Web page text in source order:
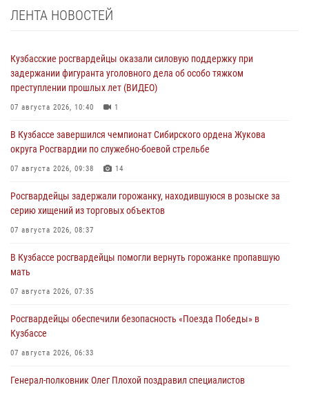
ЛЕНТА НОВОСТЕЙ
Кузбасские росгвардейцы оказали силовую поддержку при
задержании фигуранта уголовного дела об особо тяжком
преступлении прошлых лет (ВИДЕО)
07 августа 2026, 10:40 1
В Кузбассе завершился чемпионат Сибирского ордена Жукова
округа Росгвардии по служебно-боевой стрельбе
07 августа 2026, 09:38 14
Росгвардейцы задержали горожанку, находившуюся в розыске за
серию хищений из торговых объектов
07 августа 2026, 08:37
В Кузбассе росгвардейцы помогли вернуть горожанке пропавшую
мать
07 августа 2026, 07:35
Росгвардейцы обеспечили безопасность «Поезда Победы» в
Кузбассе
07 августа 2026, 06:33
Генерал-полковник Олег Плохой поздравил специалистов